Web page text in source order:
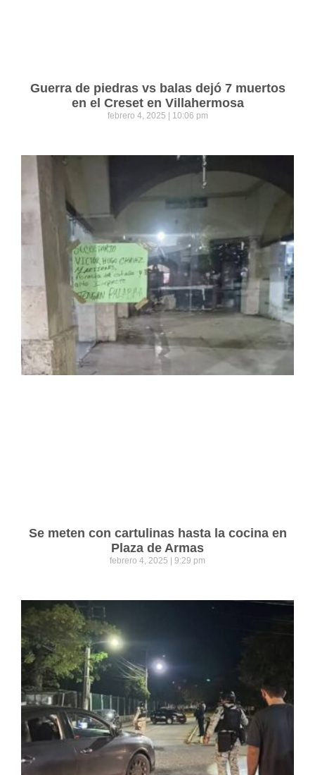
Guerra de piedras vs balas dejó 7 muertos
en el Creset en Villahermosa
febrero 4, 2025 10:06 pm
Se meten con cartulinas hasta la cocina en
Plaza de Armas
febrero 4, 2025 9:29 pm